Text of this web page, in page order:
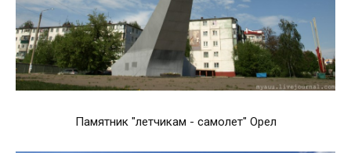
Памятник "летчикам - самолет" Орел